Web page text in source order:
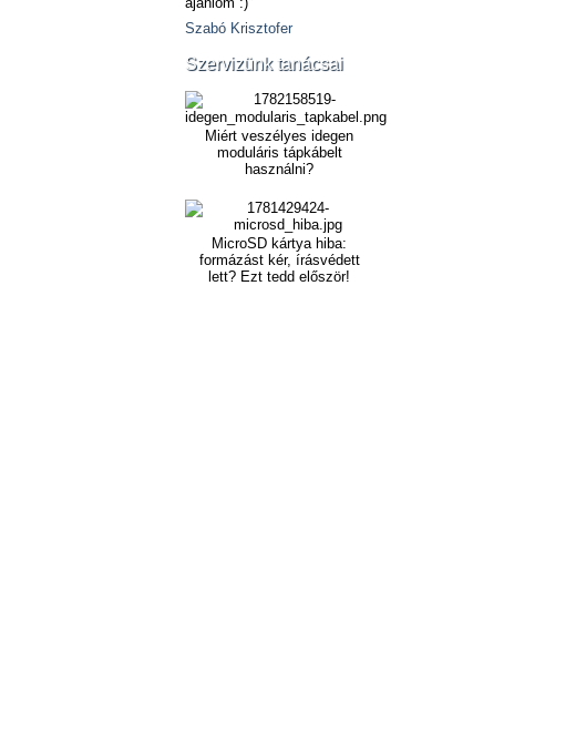
Szabó Krisztofer
Szervizünk tanácsai
Miért veszélyes idegen
moduláris tápkábelt
használni?
MicroSD kártya hiba:
formázást kér, írásvédett
lett? Ezt tedd először!